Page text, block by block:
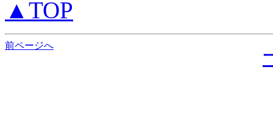
▲TOP
前ページへ